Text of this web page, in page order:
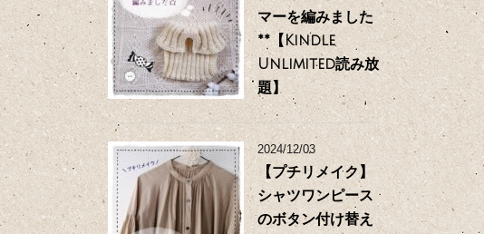
マーを編みました
**【Kindle
Unlimited読み放
題】
2024/12/03
【プチリメイク】
シャツワンピース
のボタン付け替え